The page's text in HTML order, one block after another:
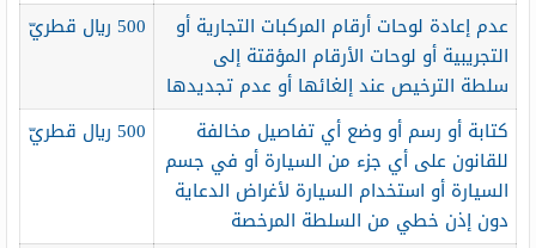
عدم إعادة لوحات أرقام المركبات التجارية أو
التجريبية أو لوحات الأرقام المؤقتة إلى
سلطة الترخيص عند إلغائها أو عدم تجديدها
500 ريال قطريّ
كتابة أو رسم أو وضع أي تفاصيل مخالفة
للقانون على أي جزء من السيارة أو في جسم
السيارة أو استخدام السيارة لأغراض الدعاية
دون إذن خطي من السلطة المرخصة
500 ريال قطريّ